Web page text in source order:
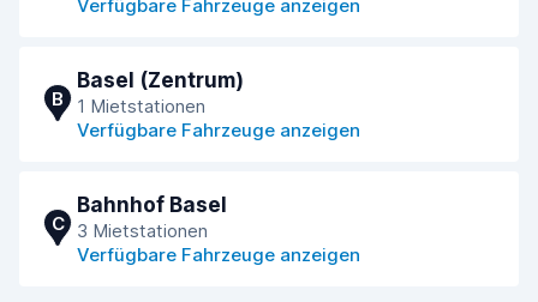
Verfügbare Fahrzeuge anzeigen
B
Basel (Zentrum)
1 Mietstationen
Verfügbare Fahrzeuge anzeigen
C
Bahnhof Basel
3 Mietstationen
Verfügbare Fahrzeuge anzeigen